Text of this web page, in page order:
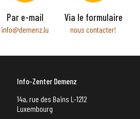
Par e-mail
info@demenz.lu
Via le formulaire
nous contacter!
Info-Zenter Demenz
14a, rue des Bains L-1212
Luxembourg